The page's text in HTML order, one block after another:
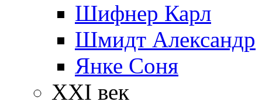
Шифнер Карл
Шмидт Александр
Янке Соня
XXI век